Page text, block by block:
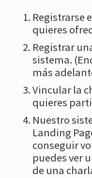
Registrarse
quieres
Registrar
sistema.
más
Vincular la
quieres
Nuestro
Landing
conseguir
puedes ver
de una